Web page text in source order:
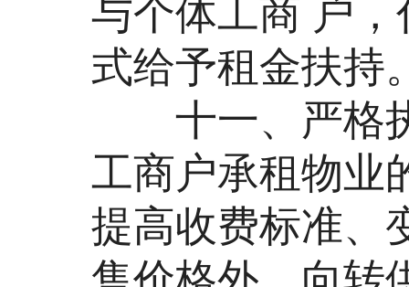
与个体工商 户
式给予租金扶持
十一、严格执
工商户承租物业
提高收费标准、